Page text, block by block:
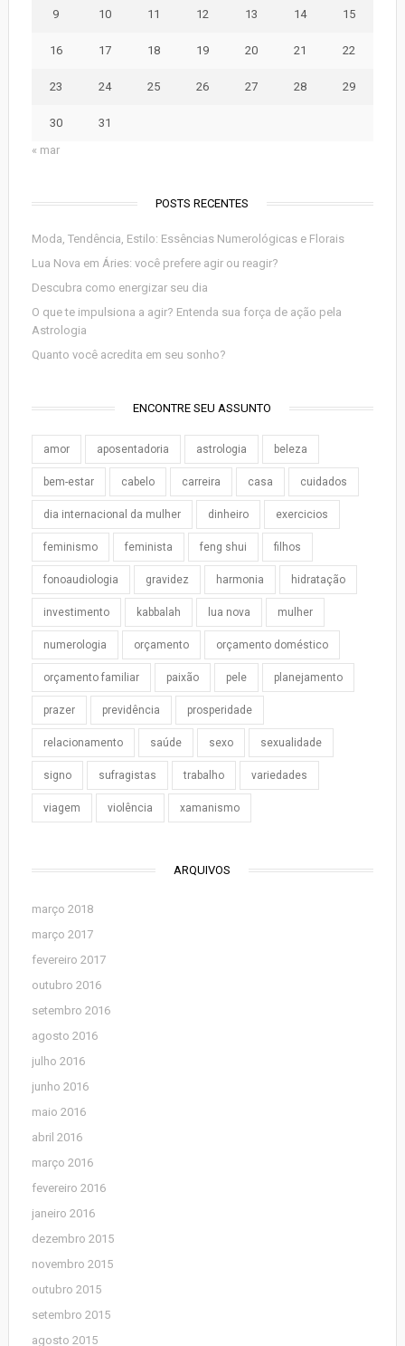
9 10 11 12 13 14 15
16 17 18 19 20 21 22
23 24 25 26 27 28 29
30
31
« mar
POSTS RECENTES
Moda, Tendência, Estilo: Essências Numerológicas e Florais
Lua Nova em Áries: você prefere agir ou reagir?
Descubra como energizar seu dia
O que te impulsiona a agir? Entenda sua força de ação pela
Astrologia
Quanto você acredita em seu sonho?
ENCONTRE SEU ASSUNTO
amor aposentadoria astrologia beleza
bem-estar cabelo carreira casa cuidados
dia internacional da mulher dinheiro exercicios
feminismo feminista feng shui filhos
fonoaudiologia gravidez harmonia hidratação
investimento kabbalah lua nova mulher
numerologia orçamento orçamento doméstico
orçamento familiar paixão pele planejamento
prazer previdência prosperidade
relacionamento saúde sexo sexualidade
signo sufragistas trabalho variedades
viagem violência xamanismo
ARQUIVOS
março 2018
março 2017
fevereiro 2017
outubro 2016
setembro 2016
agosto 2016
julho 2016
junho 2016
maio 2016
abril 2016
março 2016
fevereiro 2016
janeiro 2016
dezembro 2015
novembro 2015
outubro 2015
setembro 2015
agosto 2015